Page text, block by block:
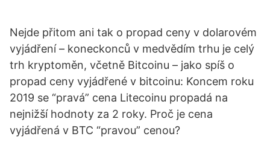
Nejde přitom ani tak o propad ceny v dolarovém
vyjádření – koneckonců v medvědím trhu je celý
trh kryptoměn, včetně Bitcoinu – jako spíš o
propad ceny vyjádřené v bitcoinu: Koncem roku
2019 se “pravá” cena Litecoinu propadá na
nejnižší hodnoty za 2 roky. Proč je cena
vyjádřená v BTC “pravou” cenou?